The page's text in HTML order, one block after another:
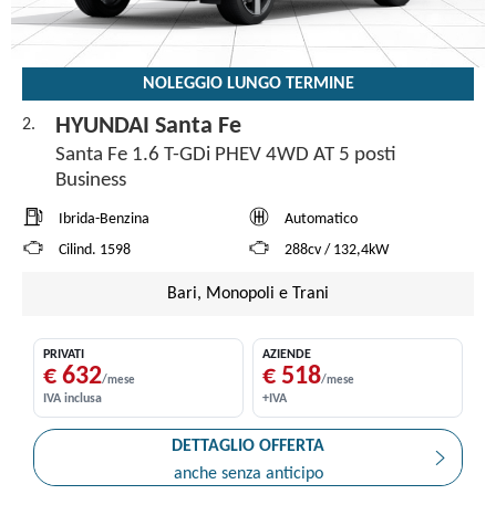
NOLEGGIO LUNGO TERMINE
2. HYUNDAI Santa Fe
Santa Fe 1.6 T-GDi PHEV 4WD AT 5 posti
Business
Ibrida-Benzina
Automatico
Cilind. 1598
288cv / 132,4kW
Bari, Monopoli e Trani
PRIVATI
€ 632/mese
IVA inclusa
AZIENDE
€ 518/mese
+IVA
DETTAGLIO OFFERTA
anche senza anticipo